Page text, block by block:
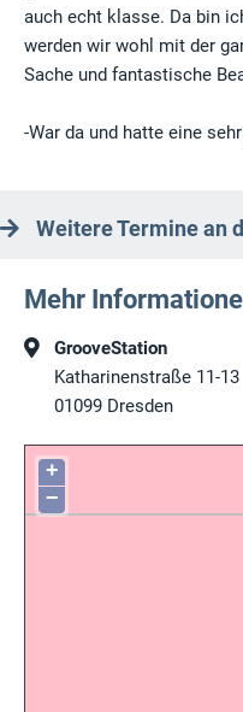
auch echt klasse. Da bin
werden wir wohl mit der
Sache und fantastische
-War da und hatte eine
Weitere Termine an
Mehr
GrooveStation
Katharinenstraße 11-13
01099 Dresden
+
−